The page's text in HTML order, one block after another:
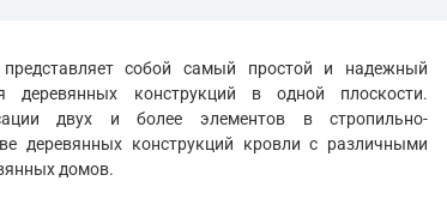
представляет собой самый простой и надежный
деревянных конструкций в одной плоскости.
двух и более элементов в стропильно-
деревянных конструкций кровли с различными
домов.